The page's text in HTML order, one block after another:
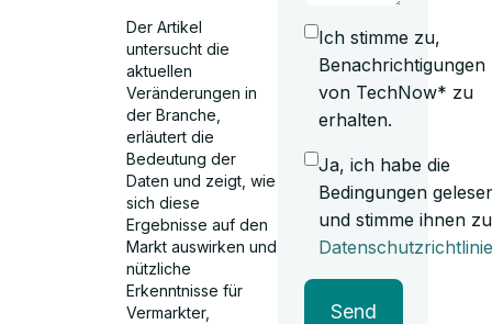
Der Artikel
untersucht die
aktuellen
Veränderungen in
der Branche,
erläutert die
Bedeutung der
Daten und zeigt, wie
sich diese
Ergebnisse auf den
Markt auswirken und
nützliche
Erkenntnisse für
Vermarkter,
Ich stimme zu,
Benachrichtigungen
von TechNow* zu
erhalten.
Ja, ich habe die
Bedingungen
und stimme ihnen
Datenschutzrichtlinie
Send